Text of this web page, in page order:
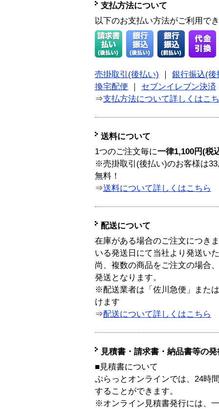
支払方法について
以下のお支払い方法がご利用で
売掛取引(後払い)
銀行振込(後
換宅配便
セブンイレブン決済
⇒支払方法について詳しくはこ
送料について
1つのご注文毎に一律1,100円(税
※売掛取引(後払い)のお客様は
無料！
⇒送料について詳しくはこちら
配送について
在庫がある場合のご注文につき
いる発送日にて当社より発送い
尚、複数の商品をご注文の場合
発送となります。
※配送業者は「佐川急便」また
けます
⇒配送について詳しくはこちら
見積書・請求書・納品書等の
■見積書について
ぷらっとオンラインでは、24時
することができます。
※オンライン見積書発行には、